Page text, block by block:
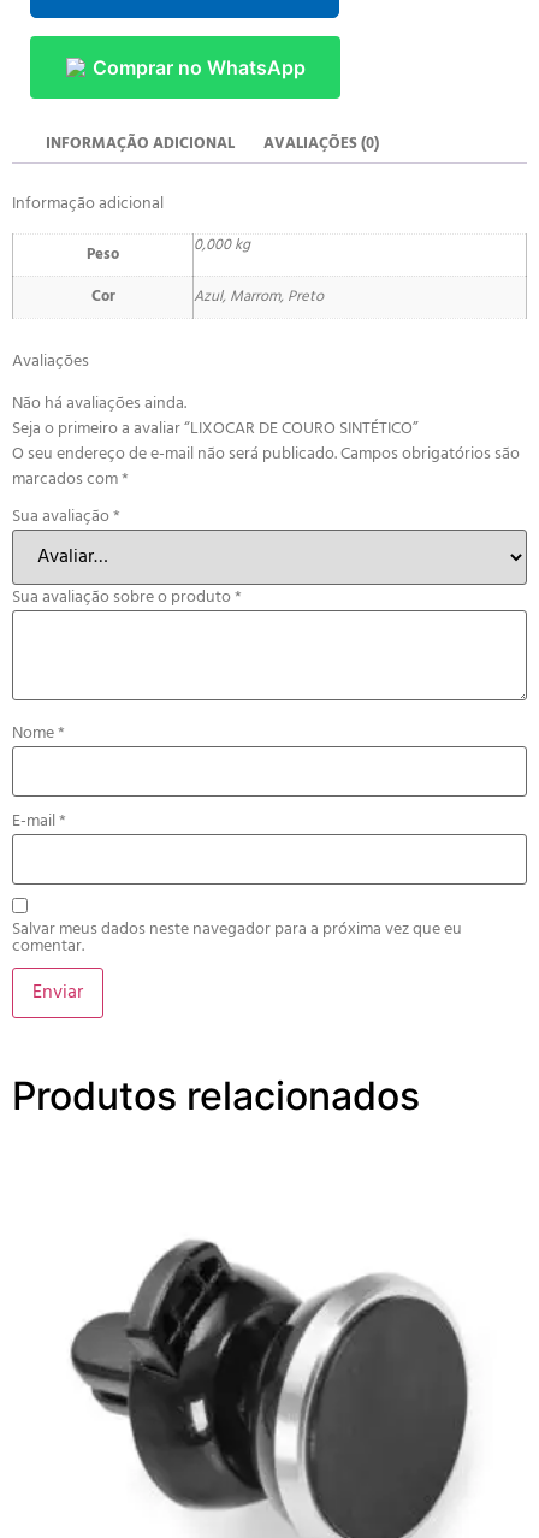
Comprar no WhatsApp
INFORMAÇÃO ADICIONAL AVALIAÇÕES (0)
Informação adicional
Peso 0,000 kg
Cor Azul, Marrom, Preto
Avaliações
Não há avaliações ainda.
Seja o primeiro a avaliar “LIXOCAR DE COURO SINTÉTICO”
O seu endereço de e-mail não será publicado.Campos obrigatórios são
marcados com*
Sua avaliação*
Sua avaliação sobre o produto*
Nome*
E-mail*
Salvar meus dados neste navegador para a próxima vez que eu
comentar.
Produtos relacionados